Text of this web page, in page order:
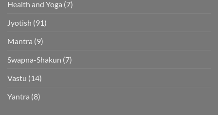
Health and Yoga (7)
Jyotish (91)
Mantra (9)
Swapna-Shakun (7)
Vastu (14)
Yantra (8)